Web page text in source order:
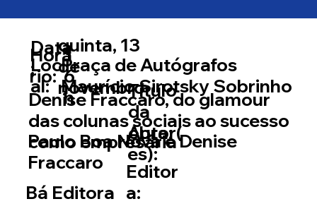
quinta, 13
de
novembro
1
6
h
Loc
al:
Data
:
Horá
rio:
Praça de Autógrafos
Maurício Sirotsky Sobrinho
Título
da
obra:
Denise Fraccaro, do glamour
das colunas sociais ao sucesso
como empresária
Autor(
es):
Paulo Boa Nova e Denise
Fraccaro
Bá Editora
Editor
a: